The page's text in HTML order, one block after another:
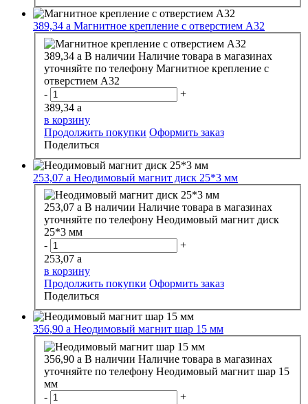
389,34 a Магнитное крепление с отверстием А32
389,34 a В наличии Наличие товара в магазинах
уточняйте по телефону Магнитное крепление с
отверстием А32
-
+
389,34 a
в корзину
Продолжить покупки Оформить заказ
Поделиться
253,07 a Неодимовый магнит диск 25*3 мм
253,07 a В наличии Наличие товара в магазинах
уточняйте по телефону Неодимовый магнит диск
25*3 мм
-
+
253,07 a
в корзину
Продолжить покупки Оформить заказ
Поделиться
356,90 a Неодимовый магнит шар 15 мм
356,90 a В наличии Наличие товара в магазинах
уточняйте по телефону Неодимовый магнит шар 15
мм
-
+